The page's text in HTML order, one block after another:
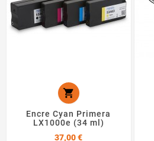

Encre Cyan Primera
LX1000e (34 ml)
37,00 €Prix